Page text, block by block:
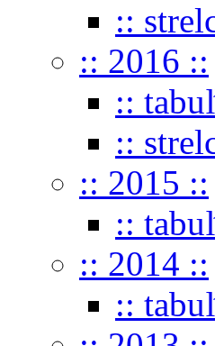
::
:: 2016 ::
::
::
:: 2015 ::
::
:: 2014 ::
::